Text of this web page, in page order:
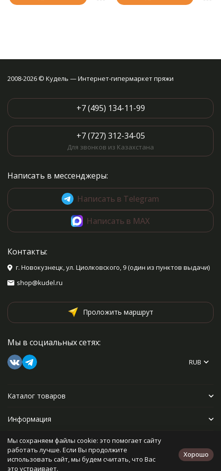
2008-2026 © Кудель — Интернет-гипермаркет пряжи
+7 (495) 134-11-99
+7 (727) 312-34-05
Для звонков из Казахстана
Написать в мессенджеры:
Написать в Telegram
Написать в MAX
Контакты:
г. Новокузнецк, ул. Циолковского, 9 (один из пунктов выдачи)
shop@kudel.ru
Проложить маршрут
Мы в социальных сетях:
RUB
Каталог товаров
Информация
Прочее
Мы сохраняем файлы cookie: это помогает сайту
работать лучше. Если Вы продолжите
использовать сайт, мы будем считать, что Вас
это устраивает.
Хорошо